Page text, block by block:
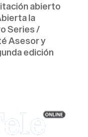
abierto
la
Series /
Asesor y
edición